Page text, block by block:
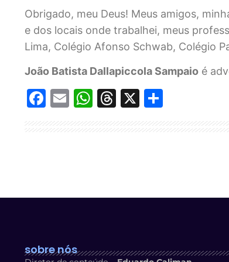
Obrigado, meu Deus! Meus amigos,
e dos locais onde trabalhei, meus
Lima, Colégio Afonso Schwab, Colégio
João Batista Dallapiccola Sampaio é
Facebook
EmailWhatsApp
Threads
X
sobre nós